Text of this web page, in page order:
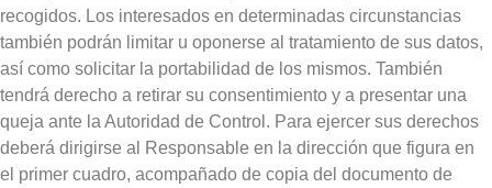
recogidos. Los interesados en determinadas circunstancias
también podrán limitar u oponerse al tratamiento de sus datos,
así como solicitar la portabilidad de los mismos. También
tendrá derecho a retirar su consentimiento y a presentar una
queja ante la Autoridad de Control. Para ejercer sus derechos
deberá dirigirse al Responsable en la dirección que figura en
el primer cuadro, acompañado de copia del documento de